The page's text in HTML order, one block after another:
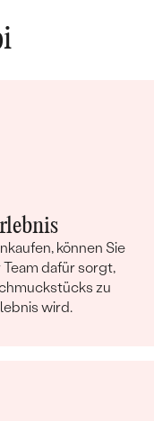
können Sie
dafür sorgt,
zu
wird.